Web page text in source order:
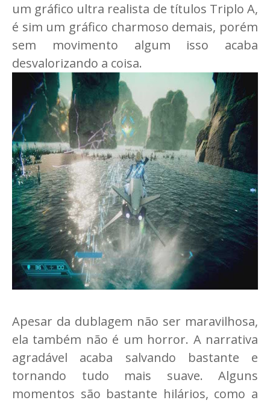
um gráfico ultra realista de títulos Triplo A,
é sim um gráfico charmoso demais, porém
sem movimento algum isso acaba
desvalorizando a coisa.
Apesar da dublagem não ser maravilhosa,
ela também não é um horror. A narrativa
agradável acaba salvando bastante e
tornando tudo mais suave. Alguns
momentos são bastante hilários, como a